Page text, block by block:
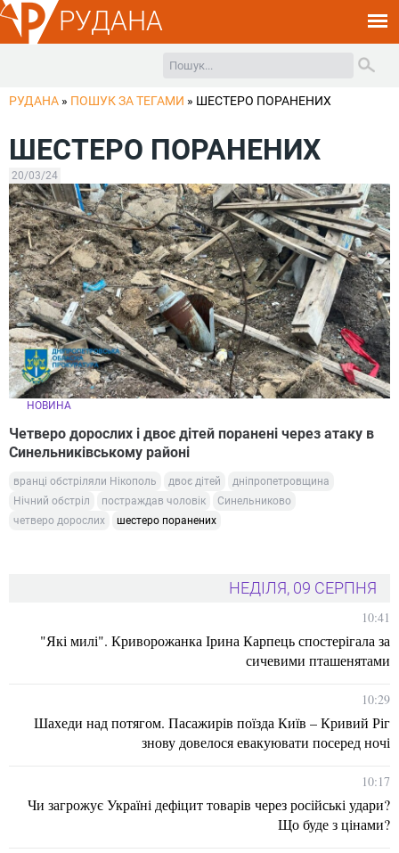
РУДАНА
РУДАНА » ПОШУК ЗА ТЕГАМИ » ШЕСТЕРО ПОРАНЕНИХ
ШЕСТЕРО ПОРАНЕНИХ
20/03/24
НОВИНА
Четверо дорослих і двоє дітей поранені через атаку в
Синельниківському районі
вранці обстріляли Нікополь двоє дітей
дніпропетровщина
Нічний обстріл
постраждав чоловік
Синельниково
четверо дорослих
шестеро поранених
НЕДІЛЯ, 09 СЕРПНЯ
10:41
"Які милі". Криворожанка Ірина Карпець спостерігала за
сичевими пташенятами
10:29
Шахеди над потягом. Пасажирів поїзда Київ – Кривий Ріг
знову довелося евакуювати посеред ночі
10:17
Чи загрожує Україні дефіцит товарів через російські удари?
Що буде з цінами?